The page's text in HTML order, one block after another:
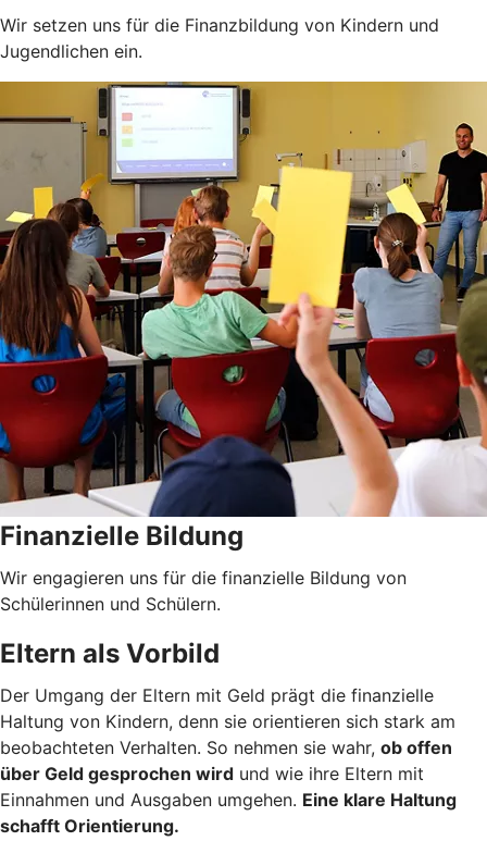
Wir setzen uns für die Finanzbildung von Kindern und
Jugendlichen ein.
Finanzielle Bildung
Wir engagieren uns für die finanzielle Bildung von
Schülerinnen und Schülern.
Eltern als Vorbild
Der Umgang der Eltern mit Geld prägt die finanzielle
Haltung von Kindern, denn sie orientieren sich stark am
beobachteten Verhalten. So nehmen sie wahr, ob offen
über Geld gesprochen wird und wie ihre Eltern mit
Einnahmen und Ausgaben umgehen. Eine klare Haltung
schafft Orientierung.